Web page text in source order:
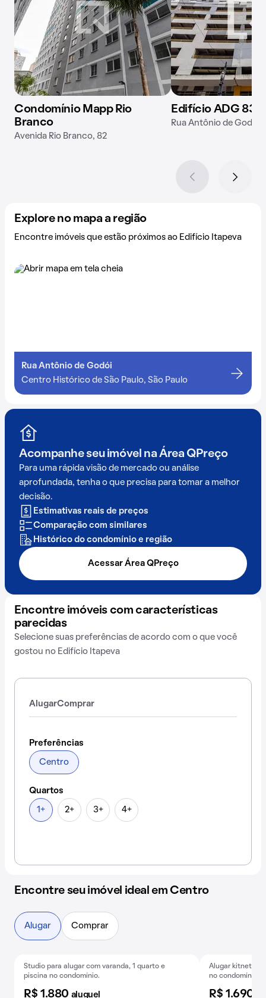
Condomínio Mapp Rio
Branco
Avenida Rio Branco, 82
Edifício ADG 83
Rua Antônio de Godói,
Explore no mapa a região
Encontre imóveis que estão próximos ao Edifício Itapeva
Rua Antônio de Godói
Centro Histórico de São Paulo, São Paulo
Acompanhe seu imóvel na Área QPreço
Para uma rápida visão de mercado ou análise
aprofundada, tenha o que precisa para tomar a melhor
decisão.
Estimativas reais de preços
Comparação com similares
Histórico do condomínio e região
Acessar Área QPreço
Encontre imóveis com características
parecidas
Selecione suas preferências de acordo com o que você
gostou no Edifício Itapeva
AlugarComprar
Preferências
Centro
Quartos
1+ 2+ 3+ 4+
Encontre seu imóvel ideal em Centro
Exclusivo Baixou o preço
Studio para alugar com varanda, 1 quarto e
piscina no condomínio.
R$ 1.880 aluguel
Exclusivo
Alugar kitnet
no condomínio.
R$ 1.690
Alugar Comprar